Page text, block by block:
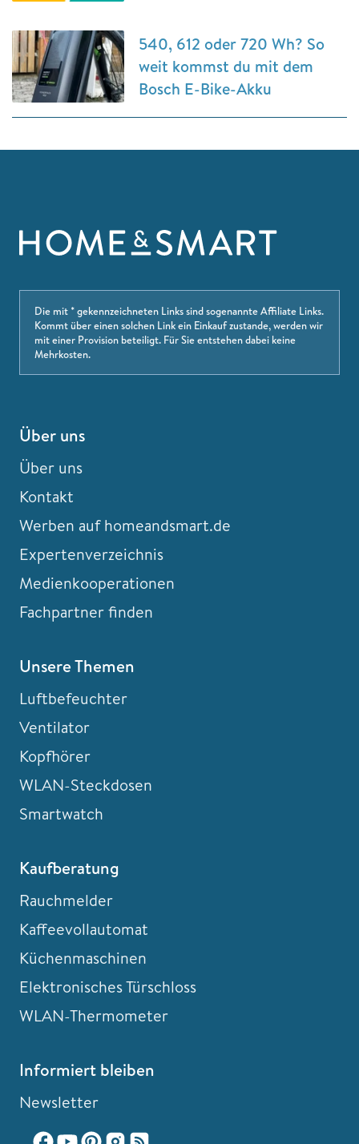
540, 612 oder 720 Wh? So
weit kommst du mit dem
Bosch E-Bike-Akku
Die mit * gekennzeichneten Links sind sogenannte Affiliate Links.
Kommt über einen solchen Link ein Einkauf zustande, werden wir
mit einer Provision beteiligt. Für Sie entstehen dabei keine
Mehrkosten.
Über uns
Über uns
Kontakt
Werben auf homeandsmart.de
Expertenverzeichnis
Medienkooperationen
Fachpartner finden
Unsere Themen
Luftbefeuchter
Ventilator
Kopfhörer
WLAN-Steckdosen
Smartwatch
Kaufberatung
Rauchmelder
Kaffeevollautomat
Küchenmaschinen
Elektronisches Türschloss
WLAN-Thermometer
Informiert bleiben
Newsletter